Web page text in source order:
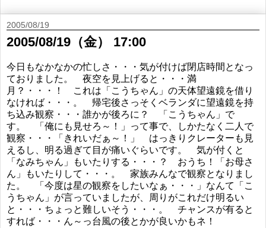
2005/08/19
2005/08/19（金） 17:00
今日もなかなかの忙しさ・・・気が付けば閉店時間となっ
ておりました。 夜空を見上げると・・・満
月？・・・！ これは「こうちゃん」の天体望遠鏡を借り
なければ・・・。 帰宅後さっそくベランダに望遠鏡を持
ち込み観察・・・誰かが後ろに？ 「こうちゃん」で
す。 「俺にも見せろ～！」って事で、しかたなく二人で
観察・・・「きれいだぁ～！」 はっきりクレーターも見
えるし、明る過ぎて目が痛いぐらいです。 気が付くと
「なみちゃん」もいたりする・・・？ おうち！「お母さ
ん」もいたりして・・・。 家族みんなで観察となりまし
た。 「今度は星の観察をしたいなぁ・・・」なんて「こ
うちゃん」が言っていましたが、周りがこれだけ明るい
と・・・ちょっと難しいそう・・・。 チャンスが有ると
すれば・・・ん～っ台風の後とかが良いかもネ！